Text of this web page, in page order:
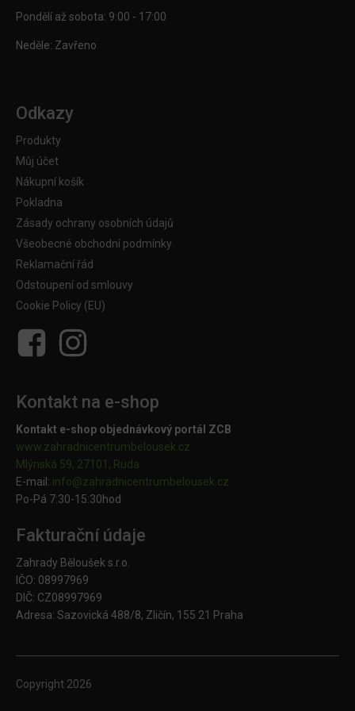
Pondělí až sobota: 9:00 - 17:00
Neděle: Zavřeno
Odkazy
Produkty
Můj účet
Nákupní košík
Pokladna
Zásady ochrany osobních údajů
Všeobecné obchodní podmínky
Reklamační řád
Odstoupení od smlouvy
Cookie Policy (EU)
Kontakt na e-shop
Kontakt e-shop objednávkový portál ZCB
www.zahradnicentrumbelousek.cz
Mlýnská 59, 27101, Ruda
E-mail: info@zahradnicentrumbelousek.cz
Po-Pá 7:30-15:30hod
Fakturační údaje
Zahrady Běloušek s.r.o.
IČO: 08997969
DIČ: CZ08997969
Adresa: Sazovická 488/8, Zličín, 155 21 Praha
Copyright 2026